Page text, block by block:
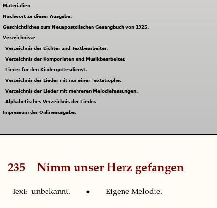
Materialien
Nachwort zu dieser Ausgabe.
Geschichtliches zum Neuapostolischen Gesangbuch von 1925.
Verzeichnisse
Verzeichnis der Dichter und Textbearbeiter.
Verzeichnis der Komponisten und Musikbearbeiter.
Lieder für den Kindergottesdienst.
Verzeichnis der Lieder mit nur einer Textstrophe.
Verzeichnis der Lieder mit mehreren Melodiefassungen.
Alphabetisches Verzeichnis der Lieder.
Impressum der Onlineausgabe.
235 Nimm unser Herz gefangen
Text: unbekannt. • Eigene Melodie.